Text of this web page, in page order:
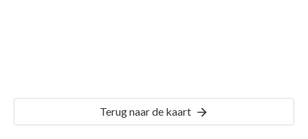
Terug naar de kaart
UDN00